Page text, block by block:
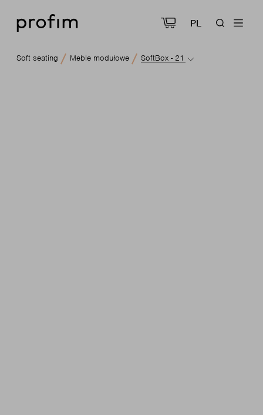
PL
Soft seating Meble modułowe SoftBox - 21